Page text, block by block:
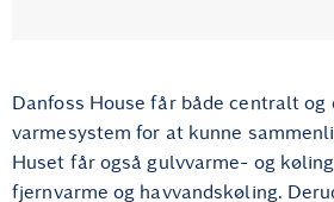
Danfoss House får både centralt
varmesystem for at kunne
Huset får også gulvvarme- og
fjernvarme og havvandskøling.